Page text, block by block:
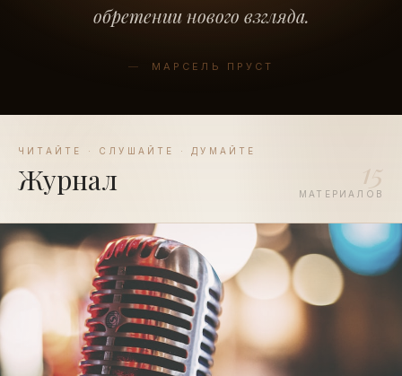
обретении нового взгляда.
— МАРСЕЛЬ ПРУСТ
ЧИТАЙТЕ · СЛУШАЙТЕ · ДУМАЙТЕ
Журнал 15
МАТЕРИАЛОВ